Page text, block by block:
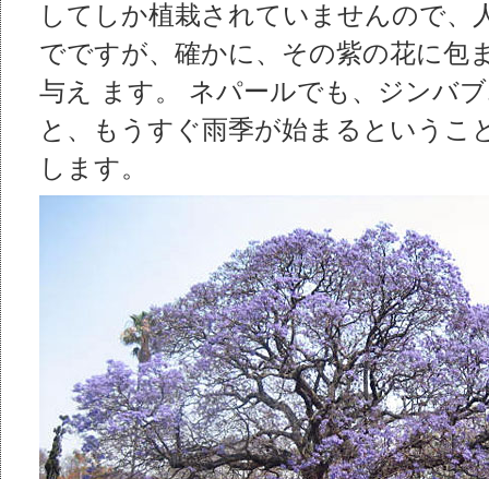
してしか植栽されていませんので、
でですが、確かに、その紫の花に包
与え ます。 ネパールでも、ジンバ
と、もうすぐ雨季が始まるというこ
します。